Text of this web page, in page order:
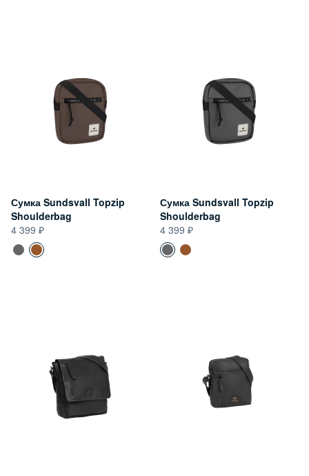
Сумка Sundsvall Topzip
Shoulderbag
4 399
Сумка Sundsvall Topzip
Shoulderbag
4 399